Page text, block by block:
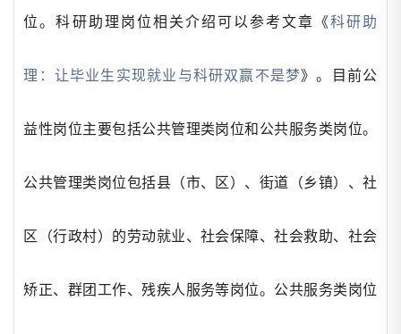
位。科研助理岗位相关介绍可以参考文章《科研助
理：让毕业生实现就业与科研双赢不是梦》。目前公
益性岗位主要包括公共管理类岗位和公共服务类岗位。
公共管理类岗位包括县（市、区）、街道（乡镇）、社
区（行政村）的劳动就业、社会保障、社会救助、社会
矫正、群团工作、残疾人服务等岗位。公共服务类岗位